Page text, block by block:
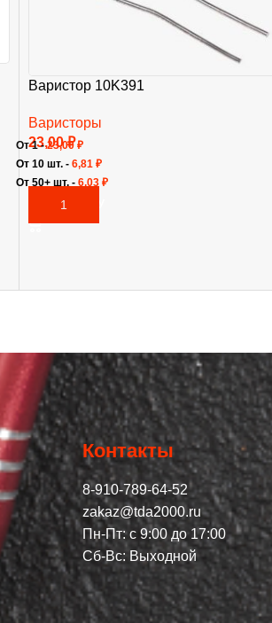
Варистор 10K391
Варисторы
23,00₽
В КОРЗИНУ
От 1 -23,00₽
От 10 шт. - 6,81 ₽
От 50+ шт. - 6,03 ₽
Контакты
8-910-789-64-52
zakaz@tda2000.ru
Пн-Пт: с 9:00 до 17:00
Сб-Вс: Выходной